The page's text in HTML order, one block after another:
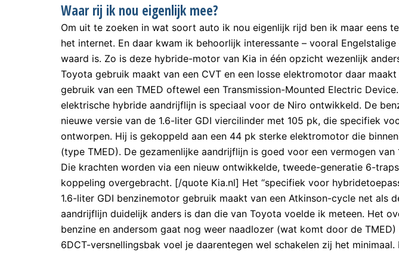
Waar rij ik nou eigenlijk mee?
Om uit te zoeken in wat soort auto ik nou eigenlijk rijd ben ik maar eens
het internet. En daar kwam ik behoorlijk interessante – vooral
waard is. Zo is deze hybride-motor van Kia in één opzicht wezenlijk
Toyota gebruik maakt van een CVT en een losse elektromotor daar
gebruik van een TMED oftewel een Transmission-Mounted Electric
elektrische hybride aandrijflijn is speciaal voor de Niro ontwikkeld. De
nieuwe versie van de 1.6-liter GDI viercilinder met 105 pk, die specifiek
ontworpen. Hij is gekoppeld aan een 44 pk sterke elektromotor die
(type TMED). De gezamenlijke aandrijflijn is goed voor een vermogen van
Die krachten worden via een nieuw ontwikkelde, tweede-generatie 6-
koppeling overgebracht. [/quote Kia.nl] Het “specifiek voor
1.6-liter GDI benzinemotor gebruik maakt van een Atkinson-cycle net als
aandrijflijn duidelijk anders is dan die van Toyota voelde ik meteen. Het
benzine en andersom gaat nog weer naadlozer (wat komt door de
6DCT-versnellingsbak voel je daarentegen wel schakelen zij het